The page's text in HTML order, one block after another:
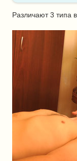
Различают 3 типа